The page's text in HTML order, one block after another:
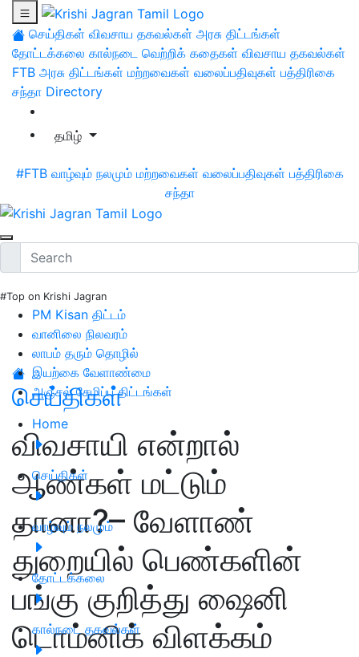
செய்திகள் விவசாய தகவல்கள் அரசு திட்டங்கள்
தோட்டக்கலை கால்நடை வெற்றிக் கதைகள் விவசாய தகவல்கள்
FTB அரசு திட்டங்கள் மற்றவைகள் வலைப்பதிவுகள் பத்திரிகை
சந்தா Directory
தமிழ்
#FTB வாழ்வும் நலமும் மற்றவைகள் வலைப்பதிவுகள் பத்திரிகை
சந்தா
#Top on Krishi Jagran
PM Kisan திட்டம்
வானிலை நிலவரம்
லாபம் தரும் தொழில்
இயற்கை வேளாண்மை
அஞ்சல் சேமிப்பு திட்டங்கள்
Home
செய்திகள்
வாழ்வும் நலமும்
தோட்டக்கலை
கால்நடை தகவல்கள்
செய்திகள்
விவசாயி என்றால்
ஆண்கள் மட்டும்
தானா?– வேளாண்
துறையில் பெண்களின்
பங்கு குறித்து ஷைனி
டொம்னிக் விளக்கம்